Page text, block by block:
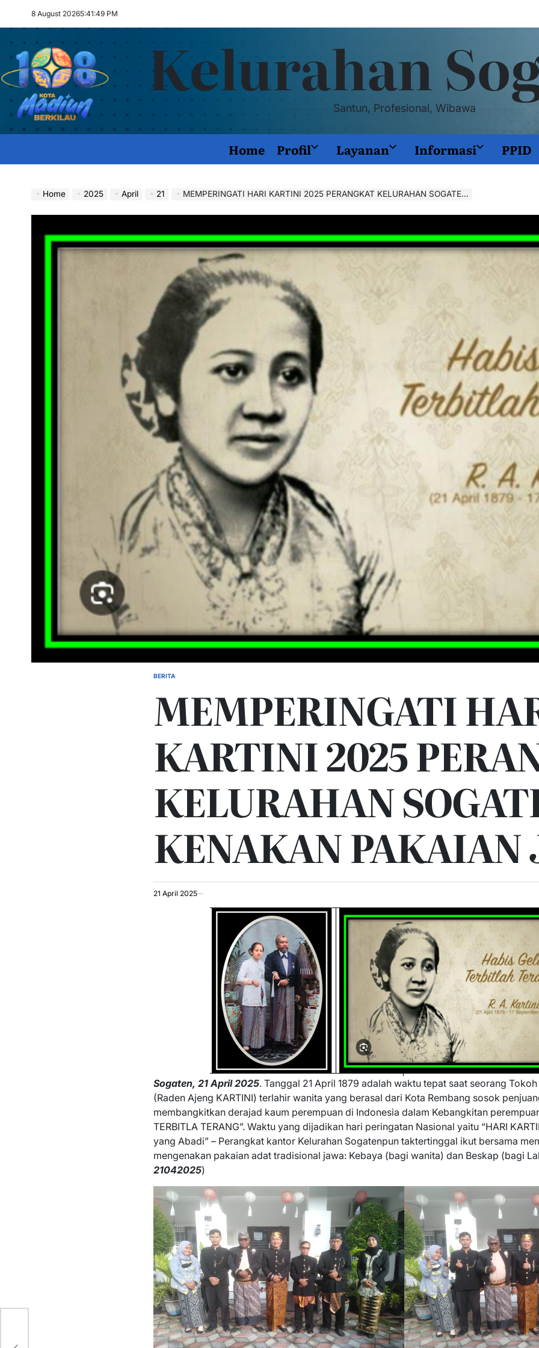
8 August 20265:41:51 PM
Kelurahan
Santun, Profesional, Wibawa
Home Profil Layanan Informasi PPID
Home 2025 April 21 MEMPERINGATI HARI KARTINI 2025 PERANGKAT KELURAHAN SOGATEN KENAKAN PAKAIAN JAWA
POSTED
BERITA
MEMPERINGATI
KARTINI 2025
KELURAHAN
KENAKAN PAKAIAN
21 April 2025
Sogaten, 21 April 2025. Tanggal 21 April 1879 adalah waktu tepat saat seorang
(Raden Ajeng KARTINI) terlahir wanita yang berasal dari Kota Rembang sosok
membangkitkan derajad kaum perempuan di Indonesia dalam Kebangkitan
TERBITLA TERANG”. Waktu yang dijadikan hari peringatan Nasional yaitu “HARI
yang Abadi” – Perangkat kantor Kelurahan Sogatenpun taktertinggal ikut bersama
mengenakan pakaian adat tradisional jawa: Kebaya (bagi wanita) dan Beskap (bagi
21042025)